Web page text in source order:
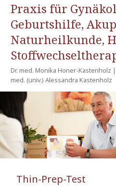
Naturheilkunde, Hormon- und
Praxis für
Geburtshilfe,
Naturheilkunde,
Dr. med. Monika Honer-Kastenholz
med. (univ.) Alessandra Kastenholz
Thin-Prep-Test